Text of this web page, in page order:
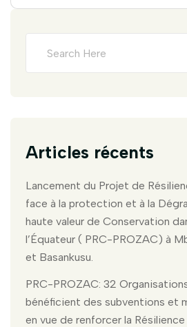
Articles récents
Lancement du Projet de
face à la protection et à la
haute valeur de Conservation
l’Équateur ( PRC-PROZAC) à
et Basankusu.
PRC-PROZAC: 32
bénéficient des subventions et
en vue de renforcer la